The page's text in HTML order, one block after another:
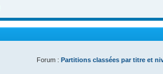
Forum : Partitions classées par titre et